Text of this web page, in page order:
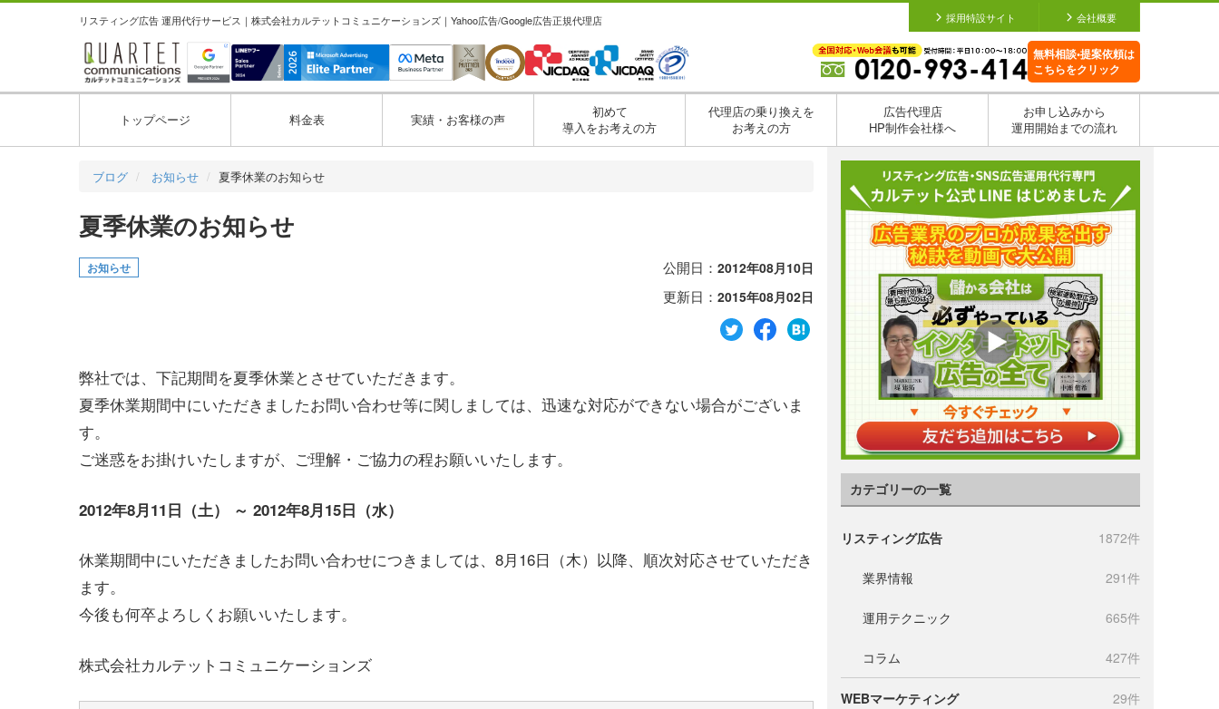
リスティング広告 運用代行サービス｜株式会社カルテットコミュニケーションズ｜Yahoo広告/Google広告正規代理店 採用特設サイト 会社概要
無料相談•提案依頼は
こちらをクリック
トップページ 料金表 実績・お客様の声
初めて
導入をお考えの方
代理店の乗り換えを
お考えの方
広告代理店
HP制作会社様へ
お申し込みから
運用開始までの流れ
ブログ お知らせ 夏季休業のお知らせ
夏季休業のお知らせ
お知らせ 公開日： 2012年08月10日
更新日： 2015年08月02日
弊社では、下記期間を夏季休業とさせていただきます。
夏季休業期間中にいただきましたお問い合わせ等に関しましては、迅速な対応ができない場合がございま
す。
ご迷惑をお掛けいたしますが、ご理解・ご協力の程お願いいたします。
2012年8月11日（土） ～ 2012年8月15日（水）
休業期間中にいただきましたお問い合わせにつきましては、8月16日（木）以降、順次対応させていただき
ます。
今後も何卒よろしくお願いいたします。
株式会社カルテットコミュニケーションズ
カテゴリーの一覧
リスティング広告 1872件
業界情報 291件
運用テクニック 665件
コラム 427件
WEBマーケティング 29件